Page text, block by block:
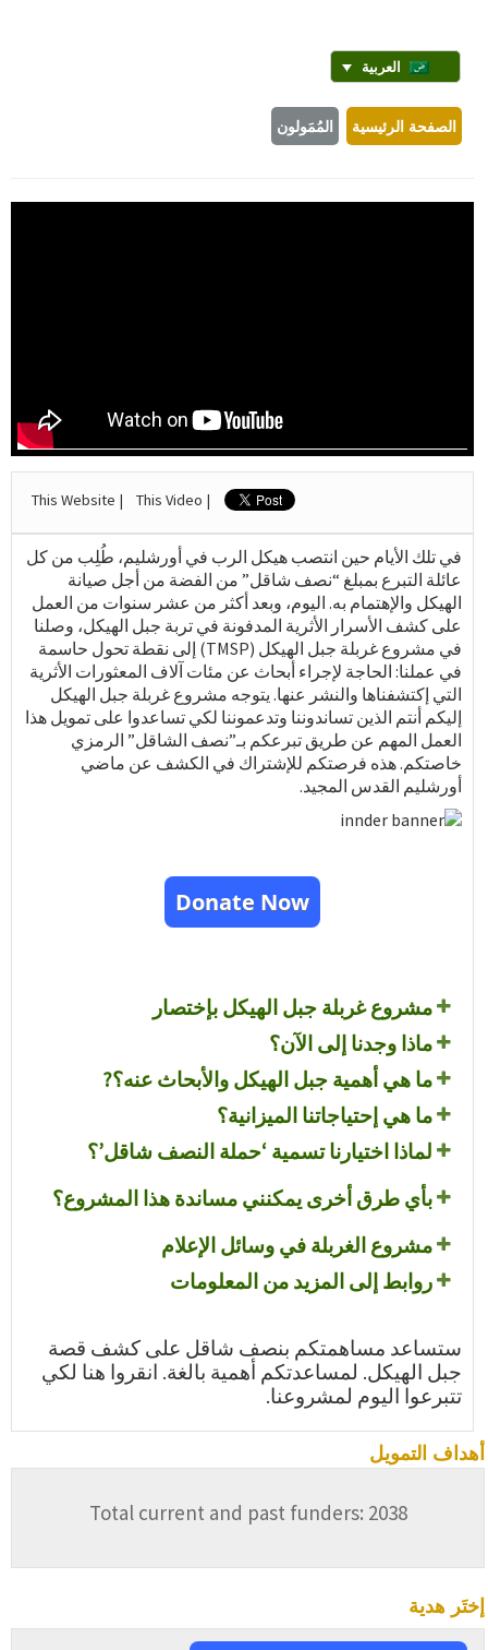
العربية
الصفحة الرئيسية المُمَولون
This Website | This Video |
في تلك الأيام حين انتصب هيكل الرب في أورشليم، طُلِب من كل
عائلة التبرع بمبلغ “نصف شاقل” من الفضة من أجل صيانة
الهيكل والإهتمام به. اليوم، وبعد أكثر من عشر سنوات من العمل
على كشف الأسرار الأثرية المدفونة في تربة جبل الهيكل، وصلنا
في مشروع غربلة جبل الهيكل (TMSP) إلى نقطة تحول حاسمة
في عملنا: الحاجة لإجراء أبحاث عن مئات آلاف المعثورات الأثرية
التي إكتشفناها والنشر عنها. يتوجه مشروع غربلة جبل الهيكل
إليكم أنتم الذين تساندوننا وتدعموننا لكي تساعدوا على تمويل هذا
العمل المهم عن طريق تبرعكم بـ”نصف الشاقل” الرمزي
خاصتكم. هذه فرصتكم للإشتراك في الكشف عن ماضي
أورشليم القدس المجيد.
Donate Now
مشروع غربلة جبل الهيكل بإختصار
ماذا وجدنا إلى الآن؟
ما هي أهمية جبل الهيكل والأبحاث عنه؟?
ما هي إحتياجاتنا الميزانية؟
لماذا اختيارنا تسمية ‘حملة النصف شاقل’؟
بأي طرق أخرى يمكنني مساندة هذا المشروع؟
مشروع الغربلة في وسائل الإعلام
روابط إلى المزيد من المعلومات
ستساعد مساهمتكم بنصف شاقل على كشف قصة
جبل الهيكل. لمساعدتكم أهمية بالغة. انقروا هنا لكي
تتبرعوا اليوم لمشروعنا.
أهداف التمويل
Total current and past funders: 2038
إختَر هدية